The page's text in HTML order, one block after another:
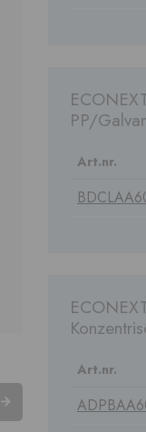
PP/
Art.nr.
Art.nr.